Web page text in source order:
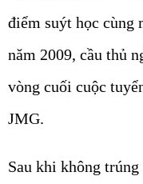
điểm suýt học cùng
năm 2009, cầu thủ
vòng cuối cuộc
JMG.
Sau khi không